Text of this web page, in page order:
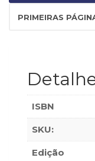
Relações
e
Comunicação
Empresarial
(31)
Religião,
PRIMEIRAS
ISBN
SKU:
Edição